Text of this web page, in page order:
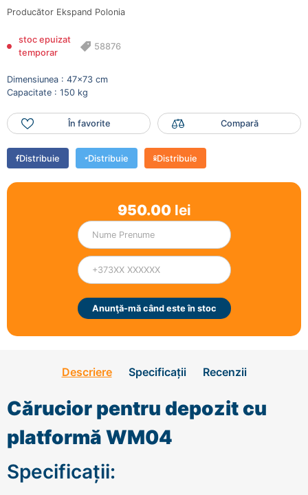
Producător Ekspand Polonia
stoc epuizat
temporar
58876
Dimensiunea : 47x73 cm
Capacitate : 150 kg
În favorite Compară
Distribuie Distribuie Distribuie
950.00lei
Anunţă-mă când este în stoc
Descriere Specificații Recenzii
Cărucior pentru depozit cu
platformă WM04
Specificații: